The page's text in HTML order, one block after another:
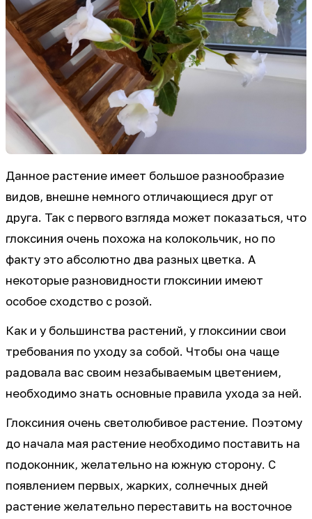
Данное растение имеет большое разнообразие
видов, внешне немного отличающиеся друг от
друга. Так с первого взгляда может показаться, что
глоксиния очень похожа на колокольчик, но по
факту это абсолютно два разных цветка. А
некоторые разновидности глоксинии имеют
особое сходство с розой.
Как и у большинства растений, у глоксинии свои
требования по уходу за собой. Чтобы она чаще
радовала вас своим незабываемым цветением,
необходимо знать основные правила ухода за ней.
Глоксиния очень светолюбивое растение. Поэтому
до начала мая растение необходимо поставить на
подоконник, желательно на южную сторону. С
появлением первых, жарких, солнечных дней
растение желательно переставить на восточное